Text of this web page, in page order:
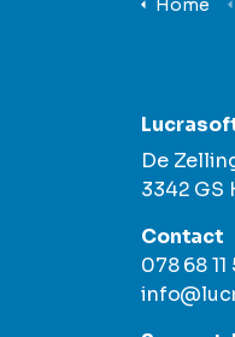
Home
De
3342 GS
Contact
078 68